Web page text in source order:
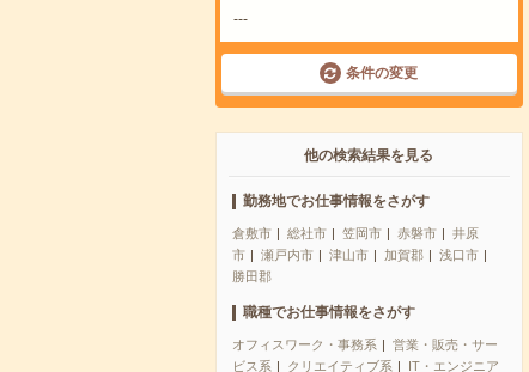
---
条件の変更
他の検索結果を見る
勤務地でお仕事情報をさがす
倉敷市 総社市 笠岡市 赤磐市
井原
市
瀬戸内市 津山市 加賀郡
浅口市
勝田郡
職種でお仕事情報をさがす
オフィスワーク・事務系
営業・販売・サー
ビス系
クリエイティブ系
IT・エンジニア